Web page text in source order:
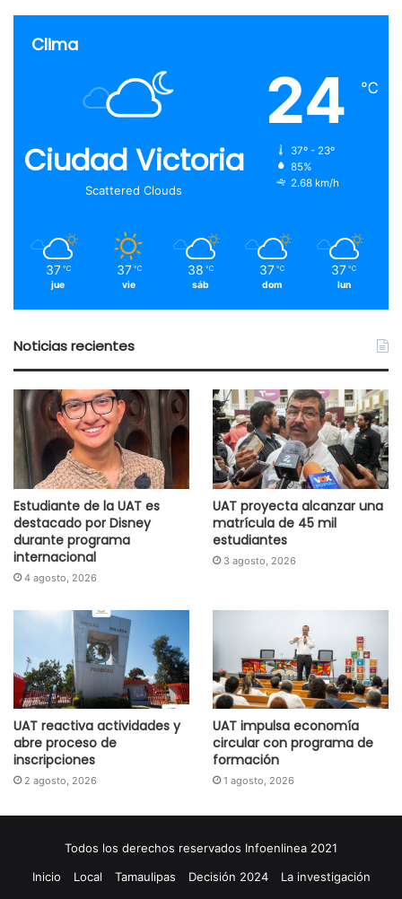
Clima
Ciudad Victoria
Scattered Clouds
24 ℃
37º - 23º
85%
2.68 km/h
37 ℃
jue
37 ℃
vie
38 ℃
sáb
37 ℃
dom
37 ℃
lun
Noticias recientes
Estudiante de la UAT es
destacado por Disney
durante programa
internacional
4 agosto, 2026
UAT proyecta alcanzar una
matrícula de 45 mil
estudiantes
3 agosto, 2026
UAT reactiva actividades y
abre proceso de
inscripciones
2 agosto, 2026
UAT impulsa economía
circular con programa de
formación
1 agosto, 2026
Todos los derechos reservados Infoenlinea 2021
Inicio
Local Tamaulipas Decisión 2024
La investigación